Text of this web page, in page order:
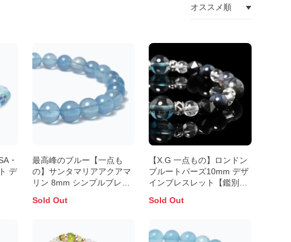
・
デ
最高峰のブルー【一点も
の】サンタマリアアクアマ
リン 8mm シンプルブレス
Sold Out
【X.G 一点もの】ロンドン
ブルートパーズ10mm デザ
インブレスレット【鑑別書
Sold Out